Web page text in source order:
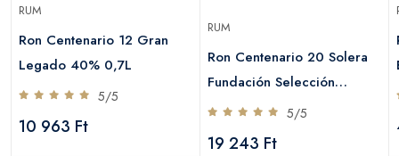
RUM
Ron Centenario 12 Gran
Legado 40% 0,7L
5/5
10 963 Ft
RUM
Ron Centenario 20 Solera
Fundación Selección
Premium 40% 0,7L
5/5
19 243 Ft